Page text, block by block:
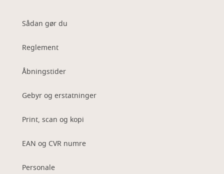
Sådan gør du
Reglement
Åbningstider
Gebyr og erstatninger
Print, scan og kopi
EAN og CVR numre
Personale